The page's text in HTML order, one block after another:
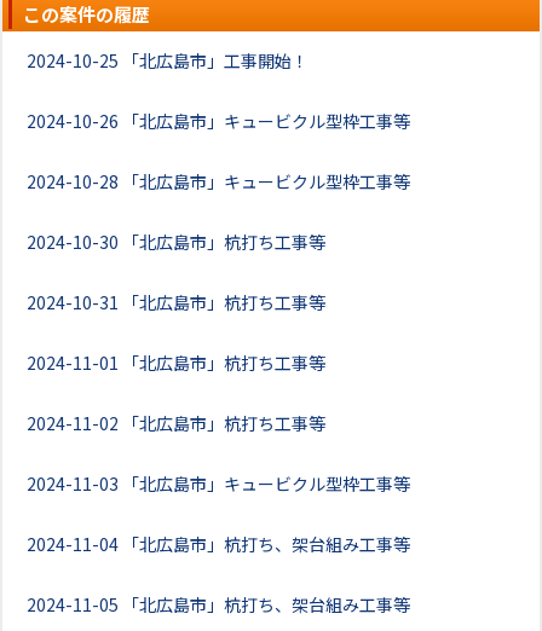
この案件の履歴
2024-10-25 「北広島市」工事開始！
2024-10-26 「北広島市」キュービクル型枠工事等
2024-10-28 「北広島市」キュービクル型枠工事等
2024-10-30 「北広島市」杭打ち工事等
2024-10-31 「北広島市」杭打ち工事等
2024-11-01 「北広島市」杭打ち工事等
2024-11-02 「北広島市」杭打ち工事等
2024-11-03 「北広島市」キュービクル型枠工事等
2024-11-04 「北広島市」杭打ち、架台組み工事等
2024-11-05 「北広島市」杭打ち、架台組み工事等